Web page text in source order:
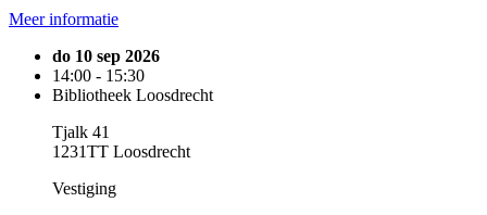
Meer informatie
do 10 sep 2026
14:00 - 15:30
Bibliotheek Loosdrecht
Tjalk 41
1231TT Loosdrecht
Vestiging